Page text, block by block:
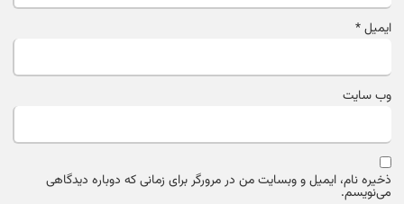
ایمیل*
وب‌ سایت
ذخیره نام، ایمیل و وبسایت من در مرورگر برای زمانی که دوباره دیدگاهی
می‌نویسم.